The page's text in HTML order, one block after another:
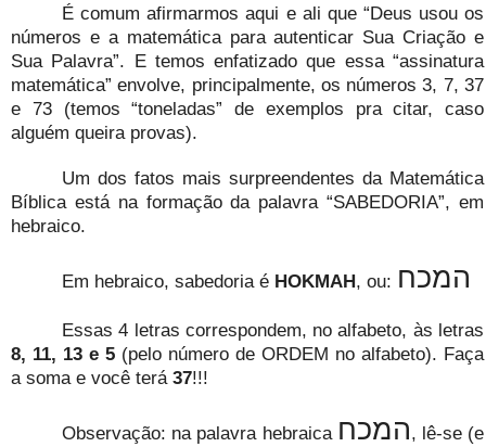
É comum afirmarmos aqui e ali que “Deus usou os
números e a matemática para autenticar Sua Criação e
Sua Palavra”. E temos enfatizado que essa “assinatura
matemática” envolve, principalmente, os números 3, 7, 37
e 73 (temos “toneladas” de exemplos pra citar, caso
alguém queira provas).
Um dos fatos mais surpreendentes da Matemática
Bíblica está na formação da palavra “SABEDORIA”, em
hebraico.
Em hebraico, sabedoria é HOKMAH, ou: המכח
Essas 4 letras correspondem, no alfabeto, às letras
8, 11, 13 e 5 (pelo número de ORDEM no alfabeto). Faça
a soma e você terá 37!!!
Observação: na palavra hebraica המכח, lê-se (e